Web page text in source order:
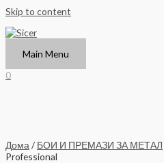
Skip to content
Main Menu
0
Дома / БОИ И ПРЕМАЗИ ЗА МЕТАЛ
Professional